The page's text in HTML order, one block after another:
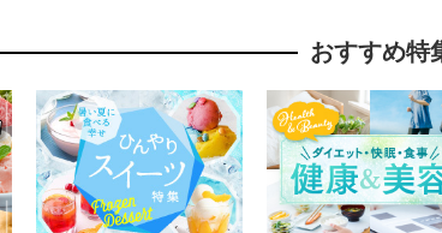
おすすめ特